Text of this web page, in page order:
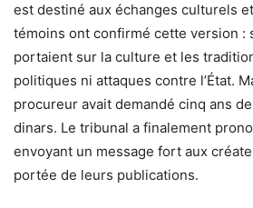
est destiné aux échanges culturels
témoins ont confirmé cette version :
portaient sur la culture et les
politiques ni attaques contre l’État.
procureur avait demandé cinq ans
dinars. Le tribunal a finalement
envoyant un message fort aux
portée de leurs publications.